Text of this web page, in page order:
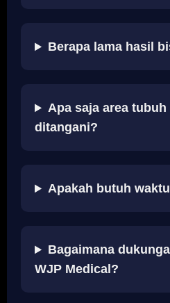
Berapa lama hasil
Apa saja area
ditangani?
Apakah butuh
Bagaimana
WJP Medical?